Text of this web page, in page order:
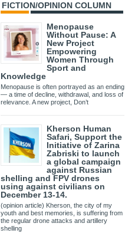
FICTION/OPINION COLUMN
Menopause
Without Pause: A
New Project
Empowering
Women Through
Sport and
Knowledge
Menopause is often portrayed as an ending
— a time of decline, withdrawal, and loss of
relevance. A new project, Don’t
Kherson Human
Safari, Support the
Initiative of Zarina
Zabriski to launch
a global campaign
against Russian
shelling and FPV drones
using against civilians on
December 13-14.
(opinion article) Kherson, the city of my
youth and best memories, is suffering from
the regular drone attacks and artillery
shelling